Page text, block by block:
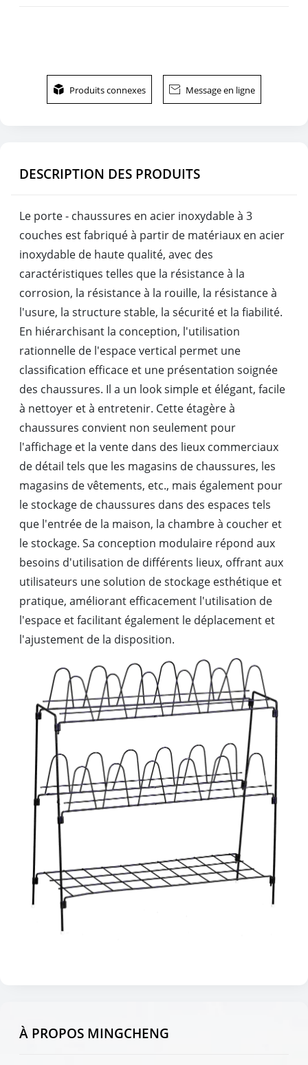
 Produits connexes  Message en ligne
DESCRIPTION DES PRODUITS
Le porte - chaussures en acier inoxydable à 3
couches est fabriqué à partir de matériaux en acier
inoxydable de haute qualité, avec des
caractéristiques telles que la résistance à la
corrosion, la résistance à la rouille, la résistance à
l'usure, la structure stable, la sécurité et la fiabilité.
En hiérarchisant la conception, l'utilisation
rationnelle de l'espace vertical permet une
classification efficace et une présentation soignée
des chaussures. Il a un look simple et élégant, facile
à nettoyer et à entretenir. Cette étagère à
chaussures convient non seulement pour
l'affichage et la vente dans des lieux commerciaux
de détail tels que les magasins de chaussures, les
magasins de vêtements, etc., mais également pour
le stockage de chaussures dans des espaces tels
que l'entrée de la maison, la chambre à coucher et
le stockage. Sa conception modulaire répond aux
besoins d'utilisation de différents lieux, offrant aux
utilisateurs une solution de stockage esthétique et
pratique, améliorant efficacement l'utilisation de
l'espace et facilitant également le déplacement et
l'ajustement de la disposition.
À PROPOS MINGCHENG